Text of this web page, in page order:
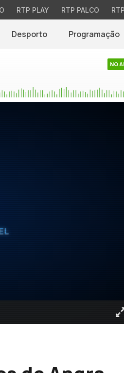
RTP PLAY RTP PALCO
Desporto Programação
NO